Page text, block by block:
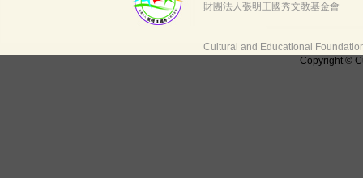
財團法人張明王國秀文教基金會
Cultural and Educational
Copyright ©